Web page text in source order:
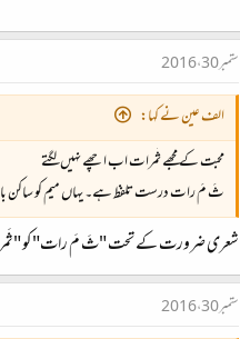
ستمبر 30، 2016
الف عین نے کہا:
محبت کے مجھے ثَمرات اب اچھے نہیں لگتے
ثَ مَ رات درست تلفظ ہے۔ یہاں میم کو ساکن
شعری ضرورت کے تحت "ثَ مَ رات" کو
ستمبر 30، 2016